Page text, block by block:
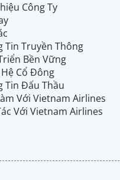
Công Ty
Tin Truyền Thông
Bền Vững
Cổ Đông
Tin Đấu Thầu
Với Vietnam Airlines
Với Vietnam Airlines